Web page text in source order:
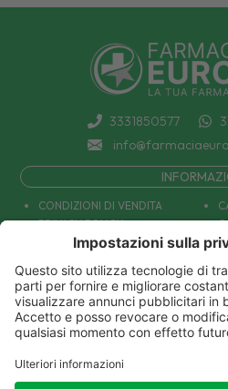
3331850577
CONDIZIONI DI VENDITA
PRIVACY POLICY
COOKIE POLICY
SPEDIZIONI
PAGAMENTI
COUPON E OFFERTE
PATOLOGIE: CAUSE E RIMEDI